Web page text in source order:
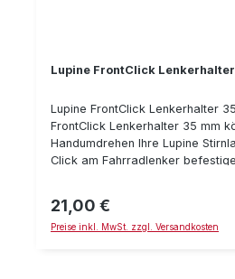
Lupine FrontClick
Lupine FrontClick Lenkerhalter
FrontClick Lenkerhalter 35 mm
Handumdrehen Ihre Lupine
Click am Fahrradlenker
(Hinweis: Im Bereich des
zulässig!) Der Lenkerhalter ist für
Regulärer Preis:
21,00 €
Preise inkl. MwSt. zzgl. Versandkosten